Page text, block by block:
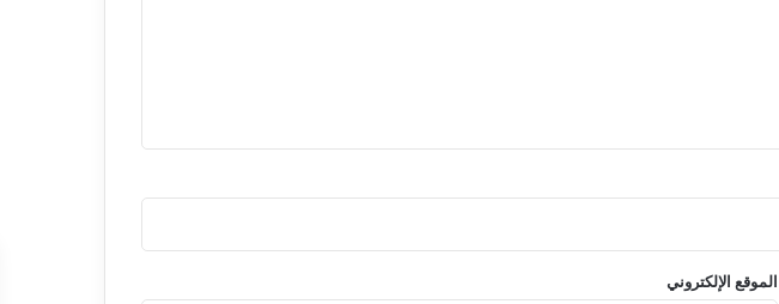
الموقع الإلكتروني